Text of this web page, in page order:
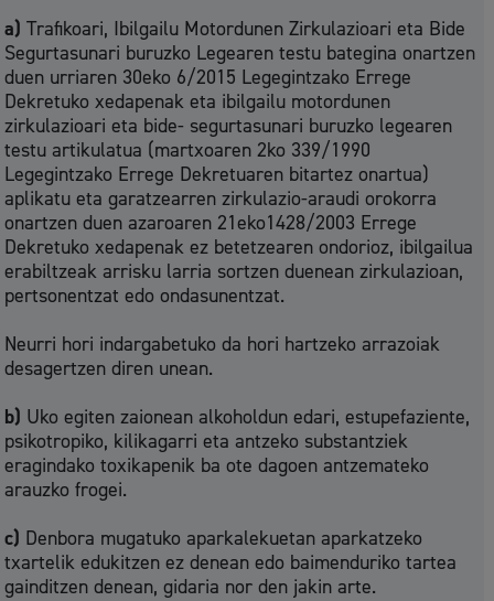
a)Trafikoari, Ibilgailu Motordunen Zirkulazioari eta Bide
Segurtasunari buruzko Legearen testu bategina onartzen
duen urriaren 30eko 6/2015 Legegintzako Errege
Dekretuko xedapenak eta ibilgailu motordunen
zirkulazioari eta bide- segurtasunari buruzko legearen
testu artikulatua (martxoaren 2ko 339/1990
Legegintzako Errege Dekretuaren bitartez onartua)
aplikatu eta garatzearren zirkulazio-araudi orokorra
onartzen duen azaroaren 21eko1428/2003 Errege
Dekretuko xedapenak ez betetzearen ondorioz, ibilgailua
erabiltzeak arrisku larria sortzen duenean zirkulazioan,
pertsonentzat edo ondasunentzat.
Neurri hori indargabetuko da hori hartzeko arrazoiak
desagertzen diren unean.
b) Uko egiten zaionean alkoholdun edari, estupefaziente,
psikotropiko, kilikagarri eta antzeko substantziek
eragindako toxikapenik ba ote dagoen antzemateko
arauzko frogei.
c) Denbora mugatuko aparkalekuetan aparkatzeko
txartelik edukitzen ez denean edo baimenduriko tartea
gainditzen denean, gidaria nor den jakin arte.